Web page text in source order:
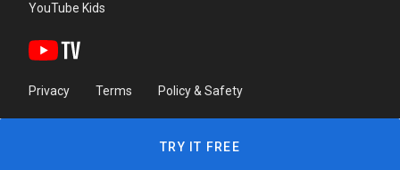
YouTube Kids
Privacy Terms Policy & Safety
TRY IT FREE